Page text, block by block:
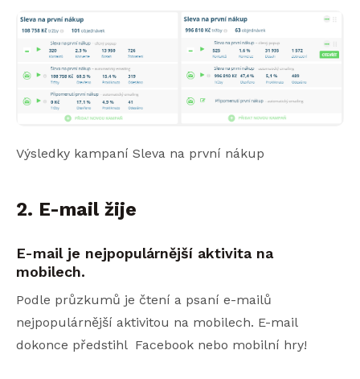
Výsledky kampaní Sleva na první nákup
2. E-mail žije
E-mail je nejpopulárnější aktivita na
mobilech.
Podle průzkumů je čtení a psaní e-mailů
nejpopulárnější aktivitou na mobilech. E-mail
dokonce předstihl Facebook nebo mobilní hry!